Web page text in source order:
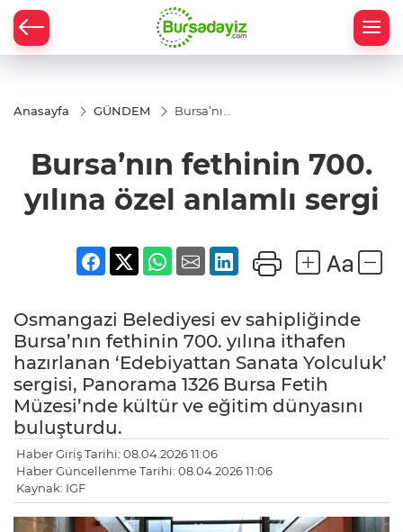
Anasayfa GÜNDEM
Bursa’nın
yılına
özel
sergi
Bursa’nın fethinin 700.
yılına özel anlamlı sergi
Osmangazi Belediyesi ev sahipliğinde
Bursa’nın fethinin 700. yılına ithafen
hazırlanan ‘Edebiyattan Sanata Yolculuk’
sergisi, Panorama 1326 Bursa Fetih
Müzesi’nde kültür ve eğitim dünyasını
buluşturdu.
Haber Giriş Tarihi: 08.04.2026 11:06
Haber Güncellenme Tarihi: 08.04.2026 11:06
Kaynak: IGF